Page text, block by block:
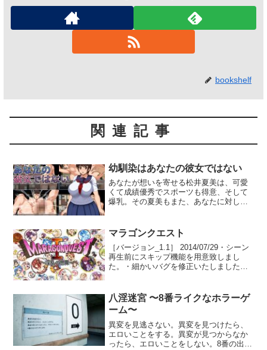
bookshelf
関連記事
幼馴染はあなたの彼女ではない
あなたが想いを寄せる松井夏美は、可愛
くて成績優秀でスポーツも得意、そして
爆乳。その夏美もまた、あなたに対して
が、夏美のまわりには彼女を狙う男たち
がいます。それも性欲全開で。ボヤボヤ
してると幼馴染は他の男に取られてしま
います。爆乳の幼馴染を寝取られて、悔
しい思いと一人残される気持ちを楽しみ
し、Hイベントを探すゲームです。幼馴染
とのハッピーエンドも存在しますが、間
男のイベントを進めると、夏美は間男た
ちとの仲をどんどん深めていきます。他
の男によって変わっていく幼馴染を見届
けましょう。難易度はないに等しいゲー
マラゴンクエスト
［バージョン_1.1］ 2014/07/29・シーン
再生前にスキップ機能を用意致しまし
た。・細かいバグを修正いたしました。
い」のバージョンが古い場合は、お手数
ですが再ダウンロードをお願いいたしま
す。★ストーリー★その昔、勇者ロ○の活
躍により平和を取り戻した世界。この世
界が再び淫乱の渦へと飲み込まれようと
していた。性器の擦れあう音が卑猥に響
八淫迷宮 〜8番ライクなホラーゲ
ーム〜
異変を見逃さない。異変を見つけたら、
エロいことをする。異変が見つからなか
ったら、エロいことをしない。8番の出口